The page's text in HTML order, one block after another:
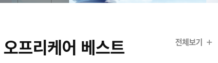
오프리케어 베스트 전체보기
개인결제